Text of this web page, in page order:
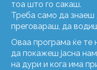
тоа што го сакаш.
Треба само да
преговараш, да
Оваа програма ќе те
да покажеш јасна
на дури и кога има